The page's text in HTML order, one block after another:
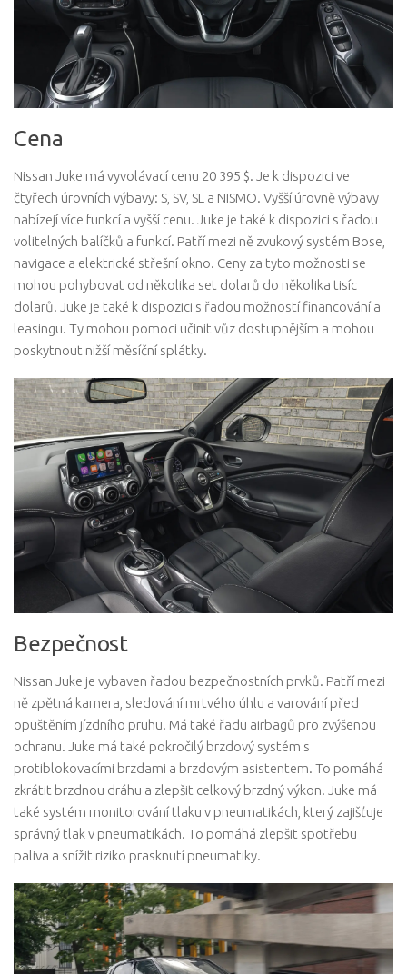
Cena
Nissan Juke má vyvolávací cenu 20 395 $. Je k dispozici ve
čtyřech úrovních výbavy: S, SV, SL a NISMO. Vyšší úrovně výbavy
nabízejí více funkcí a vyšší cenu. Juke je také k dispozici s řadou
volitelných balíčků a funkcí. Patří mezi ně zvukový systém Bose,
navigace a elektrické střešní okno. Ceny za tyto možnosti se
mohou pohybovat od několika set dolarů do několika tisíc
dolarů. Juke je také k dispozici s řadou možností financování a
leasingu. Ty mohou pomoci učinit vůz dostupnějším a mohou
poskytnout nižší měsíční splátky.
Bezpečnost
Nissan Juke je vybaven řadou bezpečnostních prvků. Patří mezi
ně zpětná kamera, sledování mrtvého úhlu a varování před
opuštěním jízdního pruhu. Má také řadu airbagů pro zvýšenou
ochranu. Juke má také pokročilý brzdový systém s
protiblokovacími brzdami a brzdovým asistentem. To pomáhá
zkrátit brzdnou dráhu a zlepšit celkový brzdný výkon. Juke má
také systém monitorování tlaku v pneumatikách, který zajišťuje
správný tlak v pneumatikách. To pomáhá zlepšit spotřebu
paliva a snížit riziko prasknutí pneumatiky.